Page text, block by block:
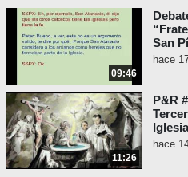
09:46
San
hace
11:26
P&R
hace